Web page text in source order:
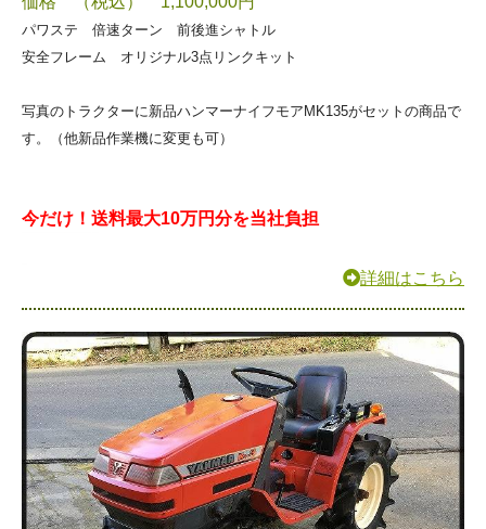
パワステ 倍速ターン 前後進シャトル
安全フレーム オリジナル3点リンクキット
写真のトラクターに新品ハンマーナイフモアMK135がセットの商品で
す。（他新品作業機に変更も可）
今だけ！送料最大10万円分を当社負担
詳細はこちら